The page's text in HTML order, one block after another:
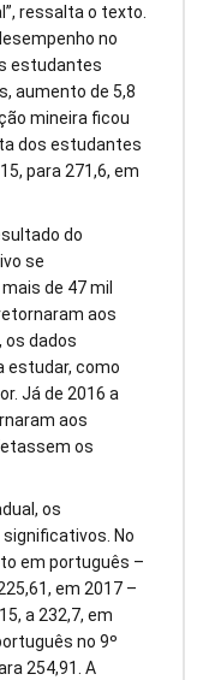
ressalta o texto.
no
estudantes
aumento de 5,8
mineira ficou
dos estudantes
para 271,6, em
do
se
de 47 mil
aos
os dados
estudar, como
Já de 2016 a
aos
os
os
No
em português –
em 2017 –
a 232,7, em
no 9º
254,91. A